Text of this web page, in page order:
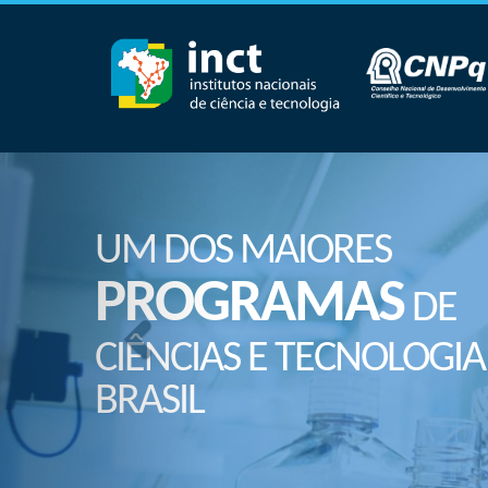
UM DOS MAIORES
PROGRAMASDE
CIÊNCIAS E
BRASIL